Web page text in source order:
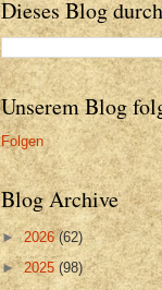
Dieses Blog
Unserem Blog
Folgen
Blog Archive
►2026(62)
►2025(98)